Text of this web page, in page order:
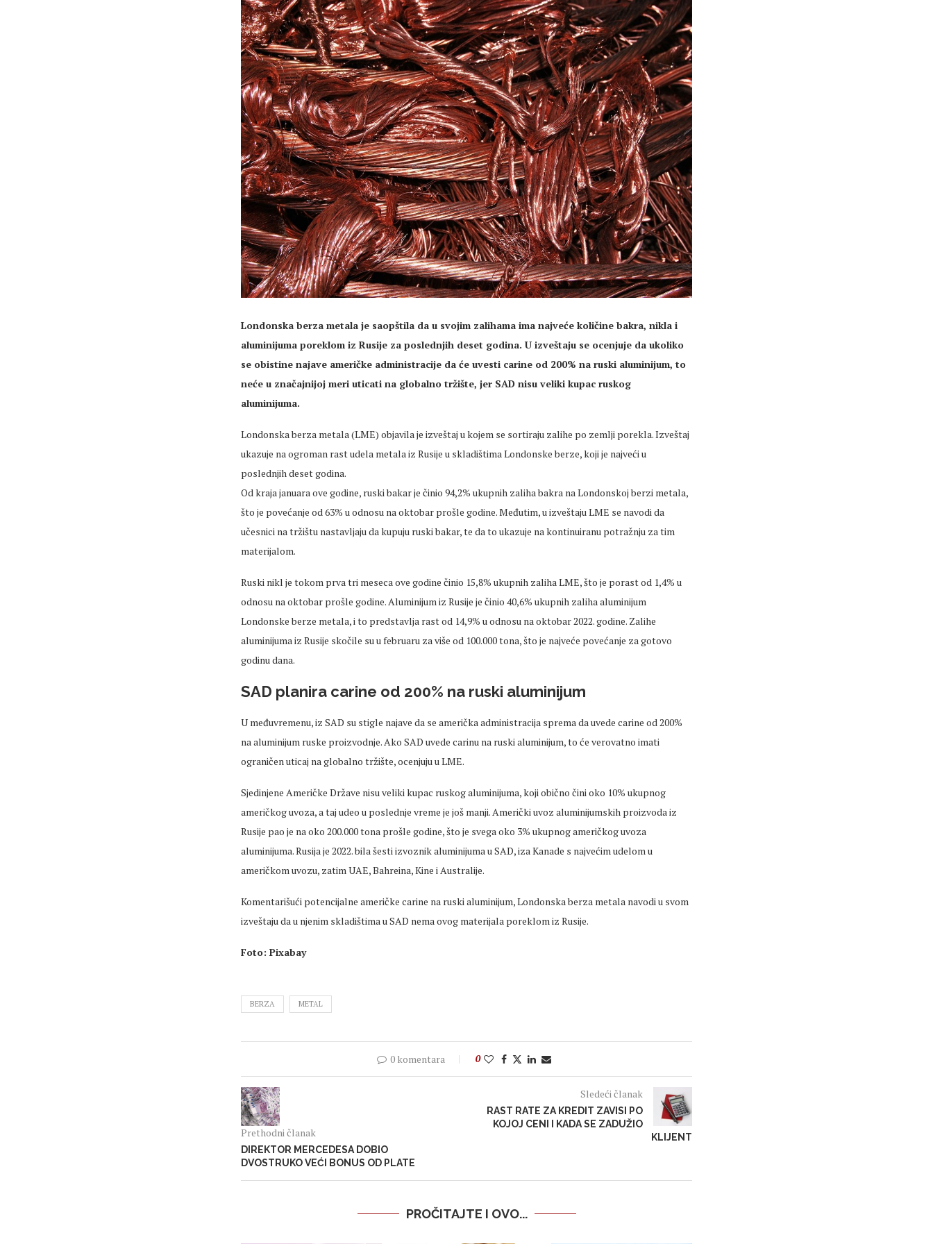
Londonska berza metala je saopštila da u svojim zalihama ima najveće količine bakra, nikla i
aluminijuma poreklom iz Rusije za poslednjih deset godina. U izveštaju se ocenjuje da ukoliko
se obistine najave američke administracije da će uvesti carine od 200% na ruski aluminijum, to
neće u značajnijoj meri uticati na globalno tržište, jer SAD nisu veliki kupac ruskog
aluminijuma.
Londonska berza metala (LME) objavila je izveštaj u kojem se sortiraju zalihe po zemlji porekla. Izveštaj
ukazuje na ogroman rast udela metala iz Rusije u skladištima Londonske berze, koji je najveći u
poslednjih deset godina.
Od kraja januara ove godine, ruski bakar je činio 94,2% ukupnih zaliha bakra na Londonskoj berzi metala,
što je povećanje od 63% u odnosu na oktobar prošle godine. Međutim, u izveštaju LME se navodi da
učesnici na tržištu nastavljaju da kupuju ruski bakar, te da to ukazuje na kontinuiranu potražnju za tim
materijalom.
Ruski nikl je tokom prva tri meseca ove godine činio 15,8% ukupnih zaliha LME, što je porast od 1,4% u
odnosu na oktobar prošle godine. Aluminijum iz Rusije je činio 40,6% ukupnih zaliha aluminijum
Londonske berze metala, i to predstavlja rast od 14,9% u odnosu na oktobar 2022. godine. Zalihe
aluminijuma iz Rusije skočile su u februaru za više od 100.000 tona, što je najveće povećanje za gotovo
godinu dana.
SAD planira carine od 200% na ruski aluminijum
U međuvremenu, iz SAD su stigle najave da se američka administracija sprema da uvede carine od 200%
na aluminijum ruske proizvodnje. Ako SAD uvede carinu na ruski aluminijum, to će verovatno imati
ograničen uticaj na globalno tržište, ocenjuju u LME.
Sjedinjene Američke Države nisu veliki kupac ruskog aluminijuma, koji obično čini oko 10% ukupnog
američkog uvoza, a taj udeo u poslednje vreme je još manji. Američki uvoz aluminijumskih proizvoda iz
Rusije pao je na oko 200.000 tona prošle godine, što je svega oko 3% ukupnog američkog uvoza
aluminijuma. Rusija je 2022. bila šesti izvoznik aluminijuma u SAD, iza Kanade s najvećim udelom u
američkom uvozu, zatim UAE, Bahreina, Kine i Australije.
Komentarišući potencijalne američke carine na ruski aluminijum, Londonska berza metala navodi u svom
izveštaju da u njenim skladištima u SAD nema ovog materijala poreklom iz Rusije.
Foto: Pixabay
BERZA METAL
0 komentara 0
Prethodni članak
DIREKTOR MERCEDESA DOBIO
DVOSTRUKO VEĆI BONUS OD PLATE
Sledeći članak
RAST RATE ZA KREDIT ZAVISI PO
KOJOJ CENI I KADA SE ZADUŽIO
KLIJENT
PROČITAJTE I OVO...